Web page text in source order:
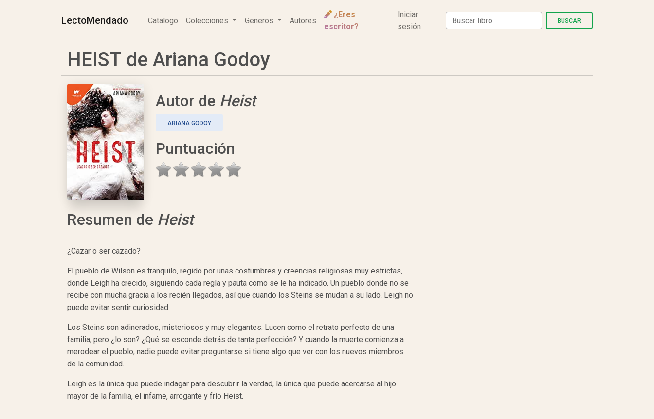
LectoMendado Catálogo Colecciones Géneros Autores
¿Eres
escritor?
Iniciar
sesión
BUSCAR
HEIST de Ariana Godoy
Autor de Heist
ARIANA GODOY
Puntuación
Resumen de Heist
¿Cazar o ser cazado?
El pueblo de Wilson es tranquilo, regido por unas costumbres y creencias religiosas muy estrictas,
donde Leigh ha crecido, siguiendo cada regla y pauta como se le ha indicado. Un pueblo donde no se
recibe con mucha gracia a los recién llegados, así que cuando los Steins se mudan a su lado, Leigh no
puede evitar sentir curiosidad.
Los Steins son adinerados, misteriosos y muy elegantes. Lucen como el retrato perfecto de una
familia, pero ¿lo son? ¿Qué se esconde detrás de tanta perfección? Y cuando la muerte comienza a
merodear el pueblo, nadie puede evitar preguntarse si tiene algo que ver con los nuevos miembros
de la comunidad.
Leigh es la única que puede indagar para descubrir la verdad, la única que puede acercarse al hijo
mayor de la familia, el infame, arrogante y frío Heist.